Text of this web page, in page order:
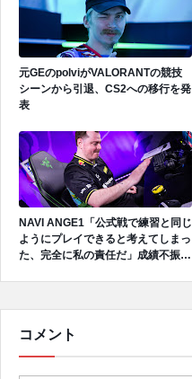
元GEのpolviがVALORANTの競技
シーンから引退、CS2への移行を発
表
NAVI ANGE1「公式戦で練習と同じ
ようにプレイできると考えてしまっ
た、完全に私の責任だ」成績不振を
コメント